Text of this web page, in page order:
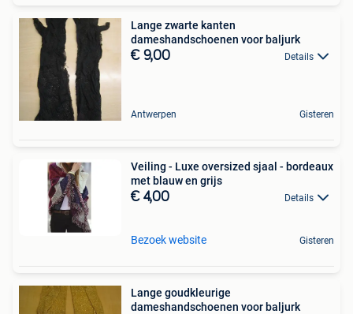
Lange zwarte kanten
dameshandschoenen voor baljurk
€ 9,00 Details
Antwerpen Gisteren
Veiling - Luxe oversized sjaal - bordeaux
met blauw en grijs
€ 4,00 Details
Bezoek website Gisteren
Lange goudkleurige
dameshandschoenen voor baljurk